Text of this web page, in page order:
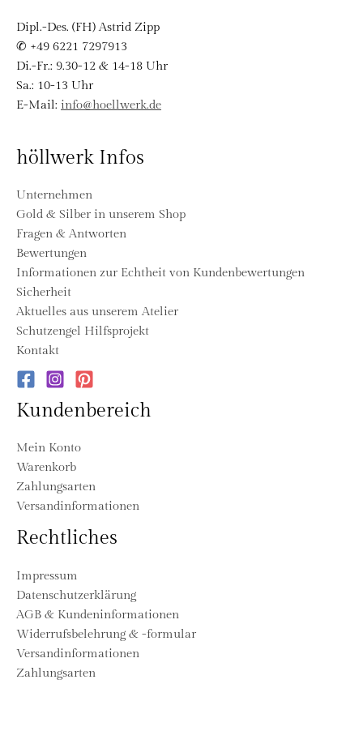
Dipl.-Des. (FH) Astrid Zipp
✆ +49 6221 7297913
Di.-Fr.: 9.30-12 & 14-18 Uhr
Sa.: 10-13 Uhr
E-Mail: info@hoellwerk.de
höllwerk Infos
Unternehmen
Gold & Silber in unserem Shop
Fragen & Antworten
Bewertungen
Informationen zur Echtheit von Kundenbewertungen
Sicherheit
Aktuelles aus unserem Atelier
Schutzengel Hilfsprojekt
Kontakt
Kundenbereich
Mein Konto
Warenkorb
Zahlungsarten
Versandinformationen
Rechtliches
Impressum
Datenschutzerklärung
AGB & Kundeninformationen
Widerrufsbelehrung & -formular
Versandinformationen
Zahlungsarten